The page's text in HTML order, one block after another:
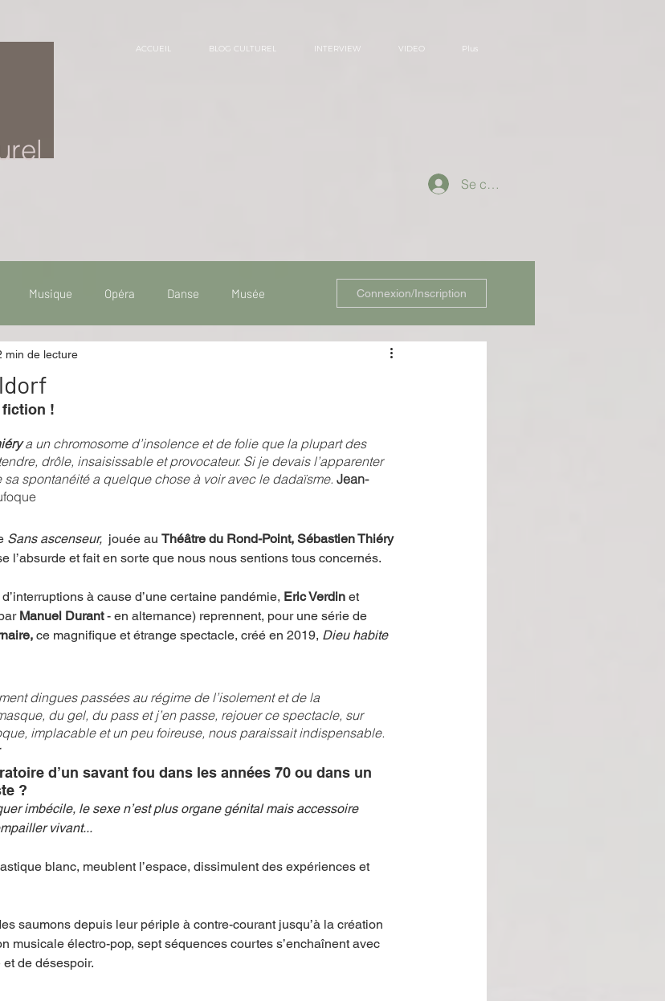
ACCUEIL BLOG CULTUREL INTERVIEW VIDEO Plus
Se connecter
Musique Opéra Danse Musée
Fooding - Restaurant
Littérature Cirque Interview
Hommage
Connexion/Inscription
min de lecture
fiction !
a un chromosome d’insolence et de folie que la plupart des
drôle, insaisissable et provocateur. Si je devais l’apparenter
spontanéité a quelque chose à voir avec le dadaïsme. Jean-
Sans ascenseur,
  jouée au
Théâtre du Rond-Point, Sébastien Thiéry
l’absurde et fait en sorte que nous nous sentions tous concernés.
à cause d’une certaine pandémie, Eric Verdin et
Manuel Durant - en alternance) reprennent, pour une série de
ce magnifique et étrange spectacle, créé en 2019, Dieu habite
dingues passées au régime de l’isolement et de la
du gel, du pass et j’en passe, rejouer ce spectacle, sur
implacable et un peu foireuse, nous paraissait indispensable.
d’un savant fou dans les années 70 ou dans un
?
imbécile, le sexe n’est plus organe génital mais accessoire
vivant...
blanc, meublent l’espace, dissimulent des expériences et
saumons depuis leur périple à contre-courant jusqu’à la création
musicale électro-pop, sept séquences courtes s’enchaînent avec
et de désespoir.